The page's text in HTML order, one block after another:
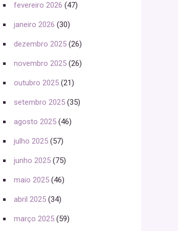
fevereiro 2026 (47)
janeiro 2026 (30)
dezembro 2025 (26)
novembro 2025 (26)
outubro 2025 (21)
setembro 2025 (35)
agosto 2025 (46)
julho 2025 (57)
junho 2025 (75)
maio 2025 (46)
abril 2025 (34)
março 2025 (59)